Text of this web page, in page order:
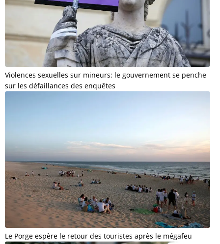
Violences sexuelles sur mineurs: le gouvernement se penche
sur les défaillances des enquêtes
Le Porge espère le retour des touristes après le mégafeu